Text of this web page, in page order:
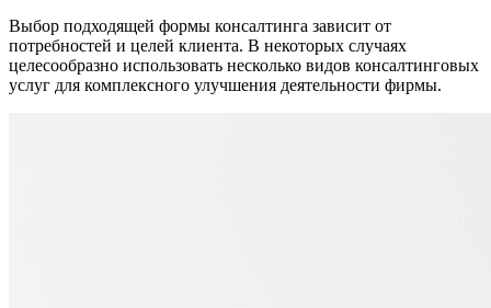
Выбор подходящей формы консалтинга зависит от
потребностей и целей клиента. В некоторых случаях
целесообразно использовать несколько видов консалтинговых
услуг для комплексного улучшения деятельности фирмы.